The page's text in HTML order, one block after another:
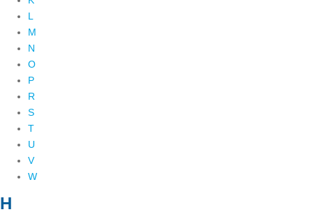
L
M
N
O
P
R
S
T
U
V
W
H